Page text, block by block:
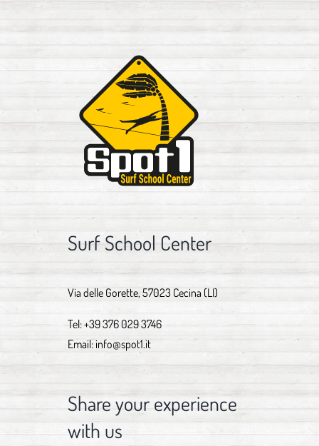
Surf School Center
Via delle Gorette, 57023 Cecina (LI)
Tel:+39 376 029 3746
Email: info@spot1.it
Share your experience
with us